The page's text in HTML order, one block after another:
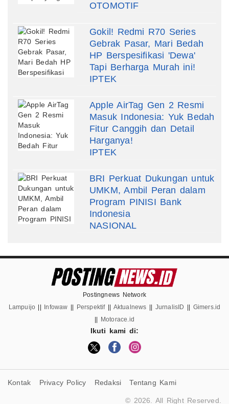
OTOMOTIF
Gokil! Redmi R70 Series
Gebrak Pasar, Mari Bedah
HP Berspesifikasi 'Dewa'
Tapi Berharga Murah ini!
IPTEK
Apple AirTag Gen 2 Resmi
Masuk Indonesia: Yuk Bedah
Fitur Canggih dan Detail
Harganya!
IPTEK
BRI Perkuat Dukungan untuk
UMKM, Ambil Peran dalam
Program PINISI Bank
Indonesia
NASIONAL
Postingnews Network
Lampuijo
Infowaw Perspektif|| Aktualnews JurnalisID
Gimers.id
Motorace.id
Ikuti kami di:
Kontak Privacy Policy Redaksi Tentang Kami
© 2026. All Right Reserved.